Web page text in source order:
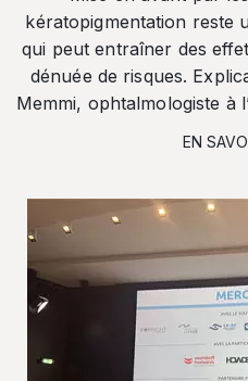
kératopigmentation reste
qui peut entraîner des
dénuée de risques.
Memmi, ophtalmologiste à
EN